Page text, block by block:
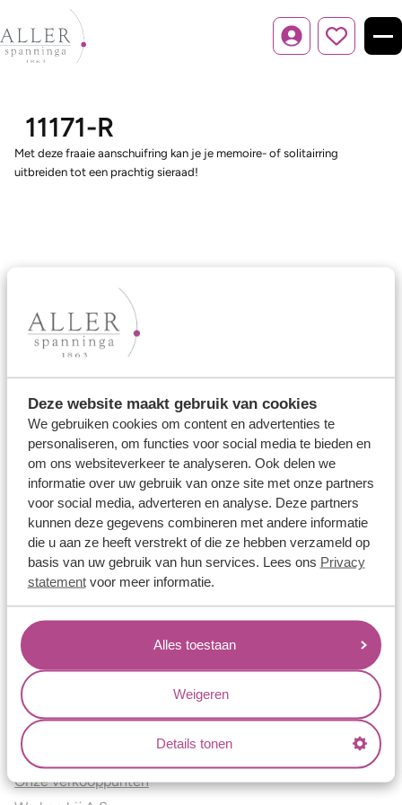
Deze website maakt gebruik van cookies
We gebruiken cookies om content en advertenties te
personaliseren, om functies voor social media te bieden en
om ons websiteverkeer te analyseren. Ook delen we
informatie over uw gebruik van onze site met onze partners
voor social media, adverteren en analyse. Deze partners
kunnen deze gegevens combineren met andere informatie
die u aan ze heeft verstrekt of die ze hebben verzameld op
basis van uw gebruik van hun services. Lees ons Privacy
statementvoor meer informatie.
Alles toestaan
Weigeren
Details tonen
Inloggen
11171-R
Met deze fraaie aanschuifring kan je je memoire- of solitairring
uitbreiden tot een prachtig sieraad!
Ons aanbod
Trouwringen
Memoireringen
Verlovingsringen
Vriendschapsringen
Over ons
Aller Spanninga
Historie
Certificaten
Blogs
Jouw voordelen
Conflictvrije Materialen
Oneindig veel mogelijkheden
Kwaliteit
Juweliers & Contact
Onze verkooppunten